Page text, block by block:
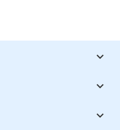


